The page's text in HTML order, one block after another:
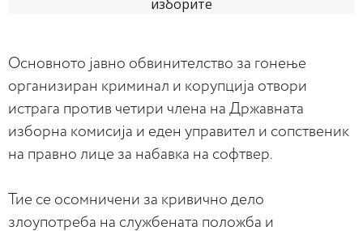
Основното јавно обвинителство за гонење
организиран криминал и корупција отвори
истрага против четири члена на Државната
изборна комисија и еден управител и сопственик
на правно лице за набавка на софтвер.
Тие се осомничени за кривично дело
злоупотреба на службената положба и